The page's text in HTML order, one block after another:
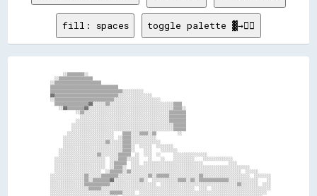
fill: spaces toggle palette ▓→✊🏽
        ░░▒▒▒▒▒▒▒▒░░
    ░░▒▒▒▒▒▒▒▒▒▒▒▒▒▒▒▒
  ░░▒▒▒▒▒▒▒▒▒▒▒▒▒▒▒▒▒▒▒▒▒▒
  ▒▒▒▒▒▒▒▒▒▒▒▒▒▒▒▒▒▒▒▒▒▒▒▒▒▒▒▒▒▒▒▒
  ▒▒▒▒▒▒▒▒▒▒▒▒▒▒▒▒▒▒▒▒▒▒▒▒▒▒▒▒▒▒▒▒▒▒░░░░░░░░░░
  ▓▓▒▒▒▒▒▒▒▒▒▒▒▒▒▒▒▒▒▒▒▒▒▒▒▒▒▒▒▒▒▒░░░░░░░░░░░░░░░░
  ░░▒▒▒▒▒▒▒▒▒▒▒▒▒▒▒▒▒▒▒▒▒▒▒▒▒▒▒▒░░░░░░░░░░░░░░░░░░░░░░
    ▒▒▒▒▒▒▒▒▒▒▒▒▒▒▒▒▓▓░░░░░░▒▒░░░░░░░░░░░░░░░░░░░░░░░░░░░░░░▒▒▒▒
      ░░▓▓▒▒▒▒▒▒▒▒▓▓░░░░░░░░░░░░░░░░░░░░░░░░░░░░░░░░░░░░░░░░▒▒▒▒░░
              ░░▒▒░░░░░░░░░░░░░░░░░░░░░░░░░░░░░░░░░░░░░░░░▒▒▒▒▒▒▒▒
                ░░░░░░░░░░░░░░░░░░░░░░░░░░░░░░░░░░░░░░░░░░▒▒▒▒▒▒▒▒
              ░░░░░░░░░░░░░░░░░░░░░░░░░░░░░░░░░░░░░░░░░░░░▒▒▒▒▒▒▒▒
            ░░░░░░░░░░░░░░░░░░░░░░░░░░░░░░░░░░░░░░░░░░░░░░░░▒▒▒▒▒▒
            ░░░░░░░░░░░░░░░░░░░░░░░░░░░░░░░░░░░░░░░░░░░░░░░░▒▒▒▒▒▒
          ░░░░░░░░░░░░░░░░░░░░░░    ▒▒▒▒░░░░▒▒▒▒░░▒▒          ░░
        ░░░░░░░░░░░░░░░░░░░░░░░░  ░░▒▒▒▒░░░░░░░░░░░░
        ░░░░░░░░░░░░░░░░░░░░▒▒░░░░░░▒▒▒▒░░░░░░░░░░░░░░
        ░░░░░░░░░░░░░░░░░░░░░░░░░░░░▒▒▒▒░░  ░░░░░░  ░░░░░░░░
      ░░░░░░░░░░░░░░░░░░░░░░░░░░░░░░▒▒▒▒░░    ░░░░    ░░░░░░░░
      ░░░░░░░░░░░░░░░░░░▒▒░░░░░░░░▒▒▒▒▒▒  ░░  ░░░░  ░░      ░░░░░░░░░░░░░░░░
    ░░░░░░░░░░░░░░░░░░░░░░░░  ░░░░▒▒▒▒░░░░░░    ░░    ░░    ░░░░░░░░░░    ░░░░░░░░░░░░░░
    ░░░░░░░░░░░░░░░░░░░░░░░░  ░░▒▒▒▒▒▒  ░░░░  ░░░░░░░░░░░░░░░░░░░░░░░░░░░░            ░░░░
    ░░░░░░░░░░░░░░░░░░░░░░░░  ░░▒▒▒▒░░  ░░░░░░░░░░░░░░░░░░░░░░░░░░░░░░░░░░░░░░░░░░░░░░░░░░░░░░░░
    ░░░░░░░░░░░░░░░░░░░░░░  ░░▒▒▒▒▒▒░░▒▒░░░░░░░░░░░░░░░░░░░░░░░░░░░░░░░░░░░░░░░░░░░░░░░░░░░░  ░░░░░░
  ░░░░░░░░░░░░░░░░▒▒░░░░░░▒▒▒▒▒▒▒▒░░░░░░░░░░░░░░▒▒░░▒▒▒▒▒▒░░░░░░░░░░░░░░▒▒░░░░░░░░░░░░░░░░░░░░░░  ░░░░░░░░
  ░░░░░░░░░░░░░░░░▒▒░░▒▒▒▒▒▒▒▒▓▓░░░░░░░░░░░░▒▒░░  ░░░░░░░░░░░░▒▒▒▒░░▒▒░░▒▒▒▒▒▒▒▒▒▒▒▒▒▒░░░░░░░░░░░░░░    ░░
  ░░░░░░░░░░░░░░░░▒▒▒▒▒▒▒▒▒▒▒▒░░░░░░░░░░░░░░░░░░░░░░  ░░░░░░░░░░░░░░░░░░░░░░░░░░░░░░░░░░░░▒▒░░░░░░░░  ░░░░
  ░░░░░░░░░░░░░░░░░░▒▒▒▒▒▒░░░░░░░░░░░░░░░░░░░░░░░░░░░░░░░░░░░░░░░░░░░░  ░░░░  ░░░░░░░░░░░░░░░░░░░░░░░░░░░░
  ░░░░░░░░░░░░░░░░░░░░░░░░░░░░▒▒▒▒▒▒░░░░░░  ░░░░░░░░░░░░░░░░░░░░░░░░░░░░░░░░░░░░░░░░░░░░░░░░░░░░░░░░░░░░